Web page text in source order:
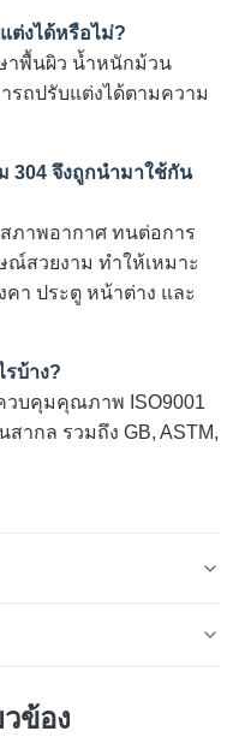
ต่งได้หรือไม่?
าพื้นผิว น้ำหนักม้วน
ถปรับแต่งได้ตามความ
304 จึงถูกนำมาใช้กัน
ภาพอากาศ ทนต่อการ
สวยงาม ทำให้เหมาะ
า ประตู หน้าต่าง และ
บ้าง?
บคุมคุณภาพ ISO9001
ากล รวมถึง GB, ASTM,
รตกแต่งสถาปัตยกรรม
แตนเลสนี้ให้ความ
ข้อง